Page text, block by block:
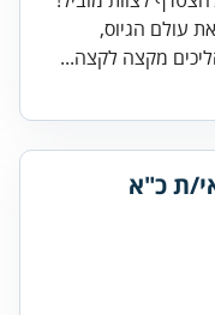
עולם הגיוס,
מקצה לקצה...
ת כ"א